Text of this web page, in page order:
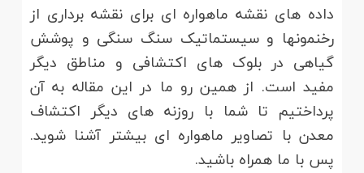
داده های نقشه ماهواره ای برای نقشه برداری از
رخنمونها و سیستماتیک سنگ سنگی و پوشش
گیاهی در بلوک های اکتشافی و مناطق دیگر
مفید است. از همین رو ما در این مقاله به آن
پرداختیم تا شما با روزنه های دیگر اکتشاف
معدن با تصاویر ماهواره ای بیشتر آشنا شوید.
پس با ما همراه باشید.